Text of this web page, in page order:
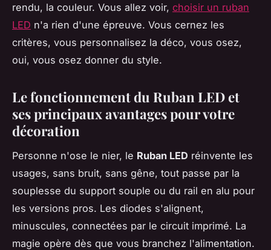
rendu, la couleur. Vous allez voir, choisir un ruban
LED n'a rien d'une épreuve. Vous cernez les
critères, vous personnalisez la déco, vous osez,
oui, vous osez donner du style.
Le fonctionnement du Ruban LED et
ses principaux avantages pour votre
décoration
Personne n'ose le nier, le Ruban LED réinvente les
usages, sans bruit, sans gêne, tout passe par la
souplesse du support souple ou du rail en alu pour
les versions pros. Les diodes s'alignent,
minuscules, connectées par le circuit imprimé. La
magie opère dès que vous branchez l'alimentation.